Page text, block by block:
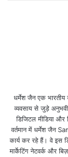
भारत के तीन
ओवर में 7 विकेट
धर्मेश जैन एक भारतीय
व्यवसाय से जुड़े अनुभवी
डिजिटल मीडिया
वर्तमान में धर्मेश जैन
कार्य कर रहे हैं। वे इस
मार्केटिंग नेटवर्क और